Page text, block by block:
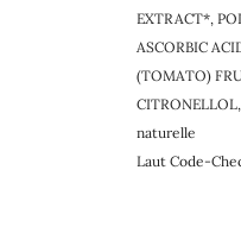
EXTRACT*,
ASCORBIC
(TOMATO)
naturelle
Laut Code-